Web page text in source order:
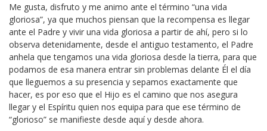
Me gusta, disfruto y me animo ante el término “una vida
gloriosa”, ya que muchos piensan que la recompensa es llegar
ante el Padre y vivir una vida gloriosa a partir de ahí, pero si lo
observa detenidamente, desde el antiguo testamento, el Padre
anhela que tengamos una vida gloriosa desde la tierra, para que
podamos de esa manera entrar sin problemas delante Él el día
que lleguemos a su presencia y sepamos exactamente que
hacer, es por eso que el Hijo es el camino que nos asegura
llegar y el Espíritu quien nos equipa para que ese término de
“glorioso” se manifieste desde aquí y desde ahora.